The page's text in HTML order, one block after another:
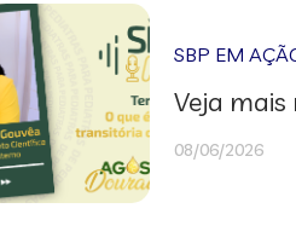
SBP EM
Veja
08/06/2026